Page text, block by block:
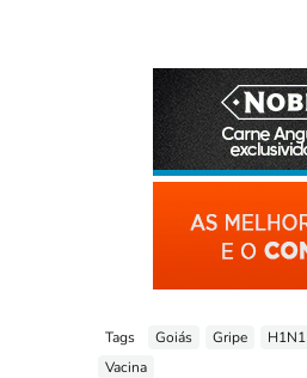
Tags Goiás Gripe H1N1
Vacina